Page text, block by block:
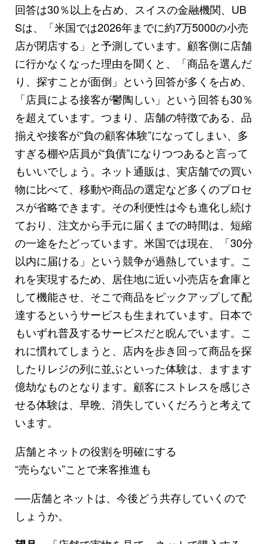
回答は30％以上を占め、スイスの金融機関、UB
Sは、「米国では2026年までに約7万5000の小売
店が閉店する」と予測しています。顧客側に店舗
に行かなくなった理由を聞くと、「商品を選んだ
り、探すことが面倒」という回答が多くを占め、
「店員による接客が鬱陶しい」という回答も30％
を超えています。つまり、店舗の特徴である、品
揃えや接客が“負の顧客体験”になってしまい、多
すぎる棚や店員が“負債”になりつつあると言って
もいいでしょう。ネット通販は、実店舗での買い
物に比べて、移動や商品の選定など多くのプロセ
スが省略できます。その利便性は今も進化し続け
ており、注文から手元に届くまでの時間は、短縮
の一途をたどっています。米国では現在、「30分
以内に届ける」という競争が過熱しています。こ
れを実現するため、居住地に近い小売店を倉庫と
して機能させ、そこで商品をピックアップして配
達するというサービスも生まれています。日本で
もいずれ普及するサービスだと睨んでいます。こ
れに慣れてしまうと、店内を歩き回って商品を探
したりレジの列に並ぶといった体験は、ますます
億劫なものとなります。顧客にストレスを感じさ
せる体験は、早晩、消失していくだろうと考えて
います。
店舗とネットの役割を明確にする
“売らない”ことで来客推進も
──店舗とネットは、今後どう共存していくので
しょうか。